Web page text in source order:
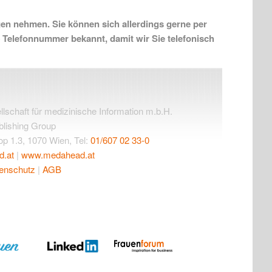
nehmen. Sie können sich allerdings gerne per
bekannt, damit wir Sie telefonisch
für medizinische Information m.b.H.
Group
1.3, 1070 Wien, Tel: 01/607 02 33-0
| www.medahead.at
| AGB